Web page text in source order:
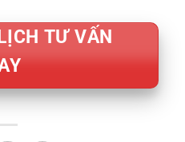
TƯ VẤN